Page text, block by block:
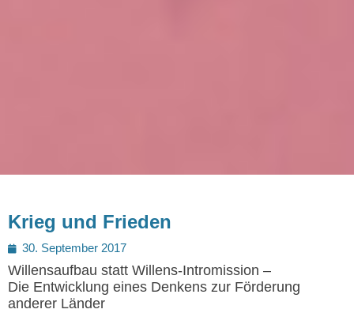
Krieg und Frieden
Posted
on
30. September 2017
Willensaufbau statt Willens-Intromission –
Die Entwicklung eines Denkens zur Förderung
anderer Länder